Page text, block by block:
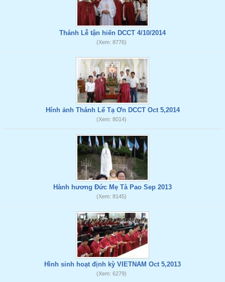
Thánh Lễ tận hiến DCCT 4/10/2014
(Xem: 8776)
Hính ảnh Thánh Lể Tạ Ơn DCCT Oct 5,2014
(Xem: 8014)
Hành hương Đức Mẹ Tà Pao Sep 2013
(Xem: 8145)
Hình sinh hoạt định kỳ VIETNAM Oct 5,2013
(Xem: 6279)